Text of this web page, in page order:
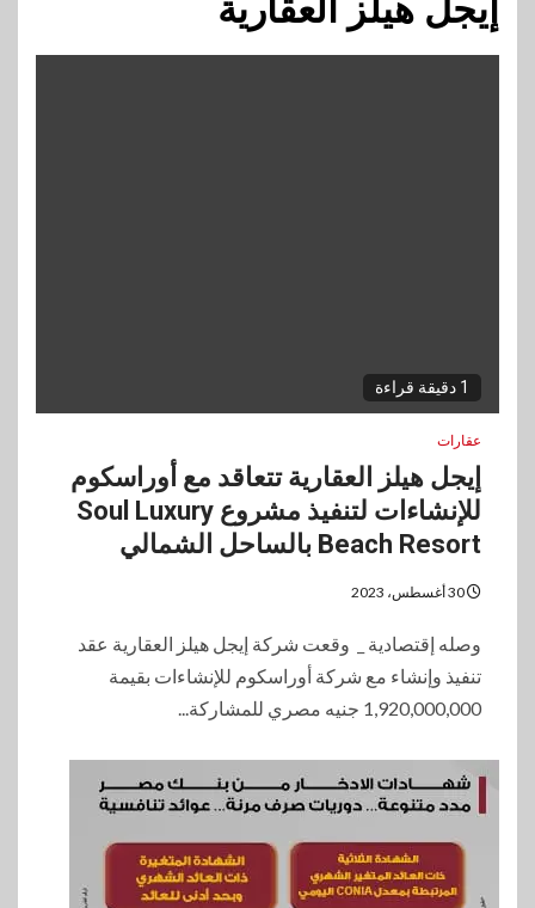
إيجل هيلز العقارية
1 دقيقة قراءة
عقارات
إيجل هيلز العقارية تتعاقد مع أوراسكوم
للإنشاءات لتنفيذ مشروع Soul Luxury
Beach Resort بالساحل الشمالي
وصله إقتصادية _ وقعت شركة إيجل هيلز العقارية عقد
تنفيذ وإنشاء مع شركة أوراسكوم للإنشاءات بقيمة
1,920,000,000 جنيه مصري للمشاركة...